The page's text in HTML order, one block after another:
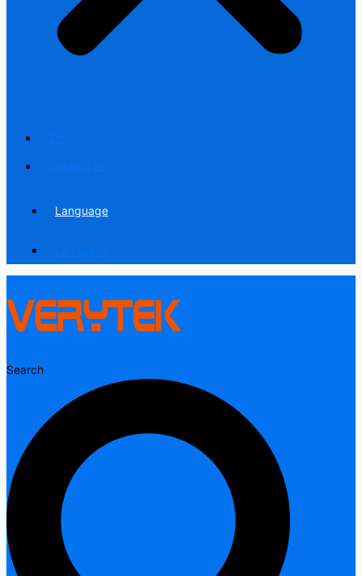
Language
Search